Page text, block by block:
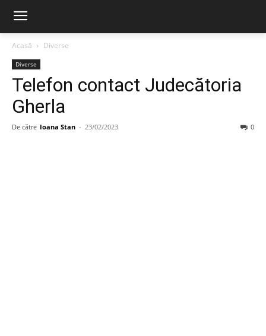
Acasă Diverse
Diverse
Telefon contact Judecătoria
Gherla
De către Ioana Stan - 23/02/2023 0